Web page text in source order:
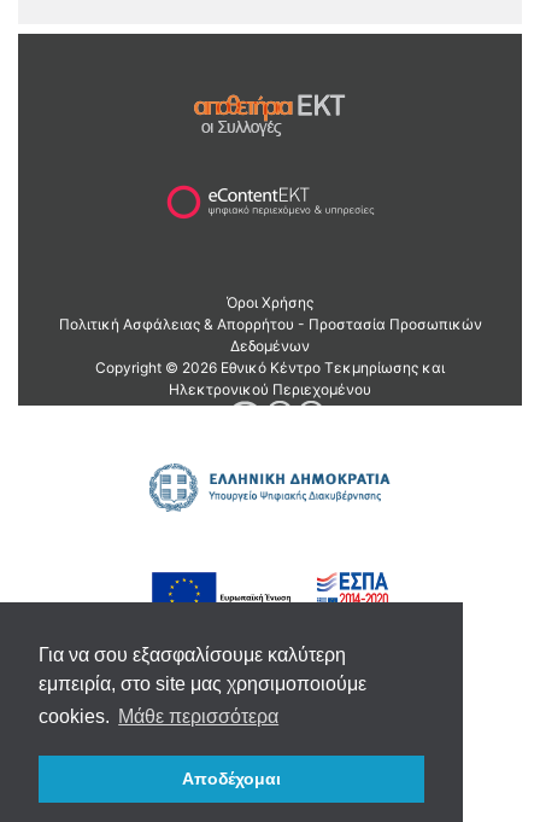
Για να σου εξασφαλίσουμε καλύτερη
εμπειρία, στο site μας χρησιμοποιούμε
cookies. Μάθε περισσότερα
Αποδέχομαι